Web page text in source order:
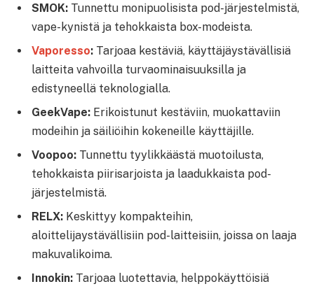
SMOK: Tunnettu monipuolisista pod-järjestelmistä,
vape-kynistä ja tehokkaista box-modeista.
Vaporesso: Tarjoaa kestäviä, käyttäjäystävällisiä
laitteita vahvoilla turvaominaisuuksilla ja
edistyneellä teknologialla.
GeekVape: Erikoistunut kestäviin, muokattaviin
modeihin ja säiliöihin kokeneille käyttäjille.
Voopoo: Tunnettu tyylikkäästä muotoilusta,
tehokkaista piirisarjoista ja laadukkaista pod-
järjestelmistä.
RELX: Keskittyy kompakteihin,
aloittelijaystävällisiin pod-laitteisiin, joissa on laaja
makuvalikoima.
Innokin: Tarjoaa luotettavia, helppokäyttöisiä